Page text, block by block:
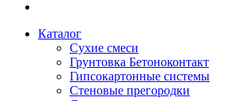
Каталог
Сухие смеси
Грунтовка Бетоноконтакт
Гипсокартонные системы
Стеновые прегородки